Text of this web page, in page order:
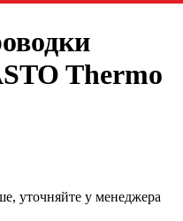
Thermo
уточняйте у менеджера